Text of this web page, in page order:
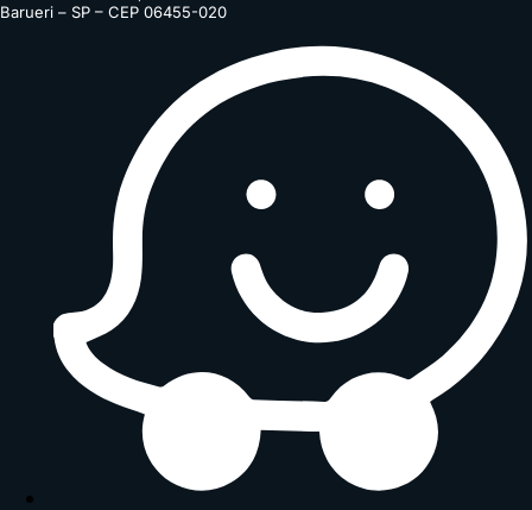
Barueri – SP – CEP 06455-020